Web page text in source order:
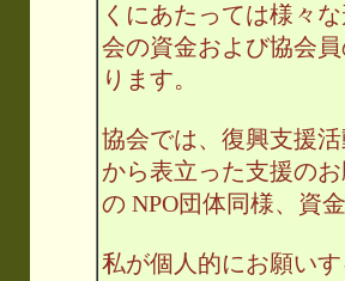
くにあたっては様々
会の資金および協会
ります。
協会では、復興支援
から表立った支援の
の NPO団体同様、資
私が個人的にお願い